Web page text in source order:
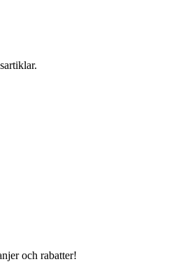
och rabatter!